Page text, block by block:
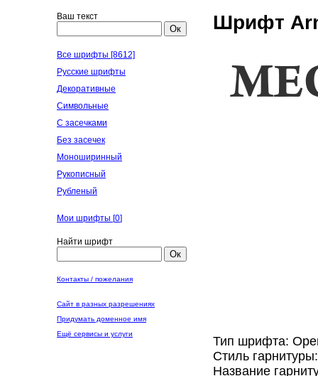
Ваш текст
Ок
Все шрифты [8612]
Русские шрифты
Декоративные
Символьные
С засечками
Без засечек
Моноширинный
Рукописный
Рубленый
Мои шрифты [0]
Найти шрифт
Ок
Контакты / пожелания
Сайт в разных разрешениях
Придумать доменное имя
Ещё сервисы и услуги
Шрифт
Тип шрифта:
Стиль
Название